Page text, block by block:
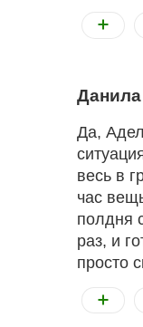
Да,
весь в
час
полдня
раз, и
просто